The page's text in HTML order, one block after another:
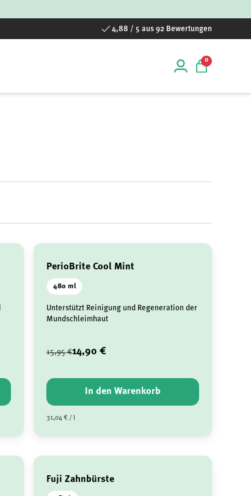
4,88 / 5 aus 92 Bewertungen
Einloggen
00 Artikel
PerioBrite Cool Mint
480 ml
Unterstützt Reinigung und Regeneration der
Mundschleimhaut
15,95 €14,90 €
In den Warenkorb
31,04 € / l
Fuji Zahnbürste